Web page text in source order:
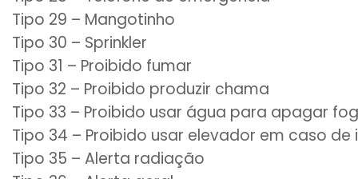
Tipo 29 – Mangotinho
Tipo 30 – Sprinkler
Tipo 31 – Proibido fumar
Tipo 32 – Proibido produzir chama
Tipo 33 – Proibido usar água para apagar
Tipo 34 – Proibido usar elevador em caso de
Tipo 35 – Alerta radiação